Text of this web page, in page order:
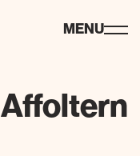
MENU